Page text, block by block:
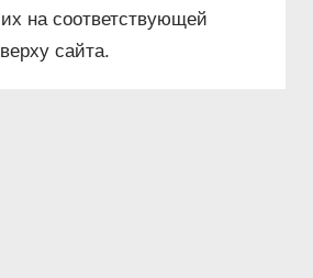
на соответствующей
сайта.